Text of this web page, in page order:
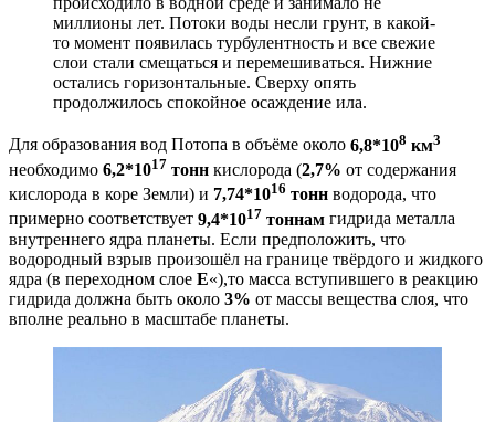
миллионы лет. Потоки воды несли грунт, в какой-
то момент появилась турбулентность и все свежие
слои стали смещаться и перемешиваться. Нижние
остались горизонтальные. Сверху опять
продолжилось спокойное осаждение ила.
Для образования вод Потопа в объёме около 6,8*108 км3
необходимо 6,2*1017 тонн кислорода (2,7% от содержания
кислорода в коре Земли) и 7,74*1016 тонн водорода, что
примерно соответствует 9,4*1017 тоннам гидрида металла
внутреннего ядра планеты. Если предположить, что
водородный взрыв произошёл на границе твёрдого и жидкого
ядра (в переходном слое Е«),то масса вступившего в реакцию
гидрида должна быть около 3% от массы вещества слоя, что
вполне реально в масштабе планеты.